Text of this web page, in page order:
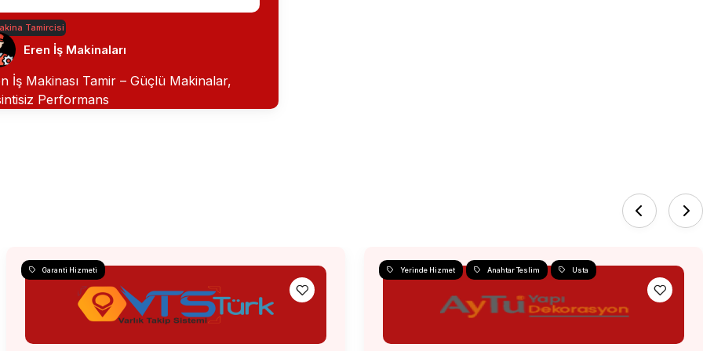
Tamircisi
Eren İş Makinaları
İş Makinası Tamir – Güçlü Makinalar,
Performans
Garanti Hizmeti Yerinde Hizmet Anahtar Teslim Usta